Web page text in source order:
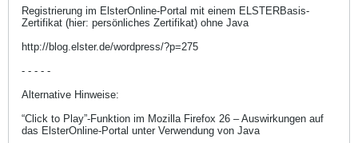
Registrierung im ElsterOnline-Portal mit einem ELSTERBasis-
Zertifikat (hier: persönliches Zertifikat) ohne Java
http://blog.elster.de/wordpress/?p=275
- - - - -
Alternative Hinweise:
“Click to Play”-Funktion im Mozilla Firefox 26 – Auswirkungen auf
das ElsterOnline-Portal unter Verwendung von Java